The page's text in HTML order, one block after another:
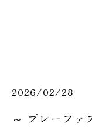
2026/02/28
～ プレーファ